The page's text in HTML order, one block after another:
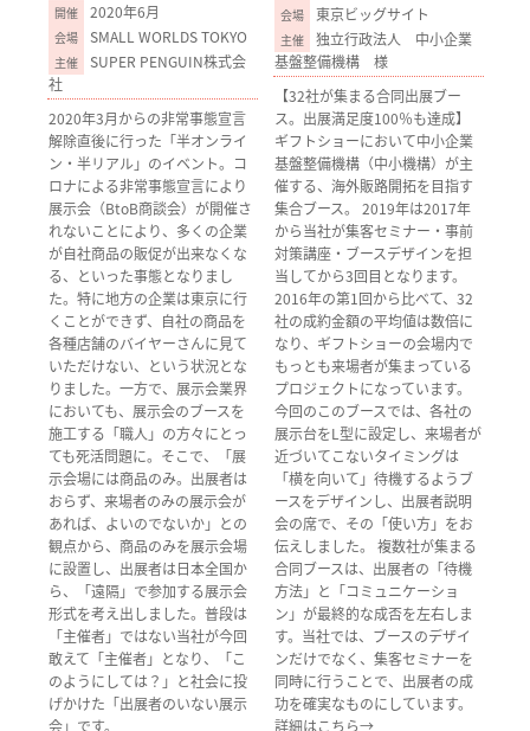
2020年6月
SMALL WORLDS TOKYO
SUPER PENGUIN株式会
社
2020年3月からの非常事態宣言
解除直後に行った「半オンライ
ン・半リアル」のイベント。コ
ロナによる非常事態宣言により
展示会（BtoB商談会）が開催さ
れないことにより、多くの企業
が自社商品の販促が出来なくな
る、といった事態となりまし
た。特に地方の企業は東京に行
くことができず、自社の商品を
各種店舗のバイヤーさんに見て
いただけない、という状況とな
りました。一方で、展示会業界
においても、展示会のブースを
施工する「職人」の方々にとっ
ても死活問題に。そこで、「展
示会場には商品のみ。出展者は
おらず、来場者のみの展示会が
あれば、よいのでないか」との
観点から、商品のみを展示会場
に設置し、出展者は日本全国か
ら、「遠隔」で参加する展示会
形式を考え出しました。普段は
「主催者」ではない当社が今回
敢えて「主催者」となり、「こ
のようにしては？」と社会に投
げかけた「出展者のいない展示
会」です。
東京ビッグサイト
独立行政法人 中小企業
基盤整備機構 様
【32社が集まる合同出展ブー
ス。出展満足度100％も達成】
ギフトショーにおいて中小企業
基盤整備機構（中小機構）が主
催する、海外販路開拓を目指す
集合ブース。 2019年は2017年
から当社が集客セミナー・事前
対策講座・ブースデザインを担
当してから3回目となります。
2016年の第1回から比べて、32
社の成約金額の平均値は数倍に
なり、ギフトショーの会場内で
もっとも来場者が集まっている
プロジェクトになっています。
今回のこのブースでは、各社の
展示台をL型に設定し、来場者が
近づいてこないタイミングは
「横を向いて」待機するようブ
ースをデザインし、出展者説明
会の席で、その「使い方」をお
伝えしました。 複数社が集まる
合同ブースは、出展者の「待機
方法」と「コミュニケーショ
ン」が最終的な成否を左右しま
す。当社では、ブースのデザイ
ンだけでなく、集客セミナーを
同時に行うことで、出展者の成
功を確実なものにしています。
詳細はこちら→